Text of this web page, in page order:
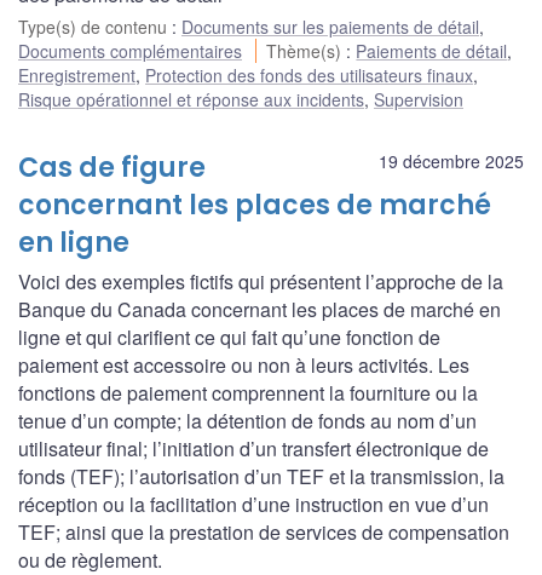
Type(s) de contenu : Documents sur les paiements de détail,
Documents complémentaires
Thème(s) : Paiements de détail,
Enregistrement, Protection des fonds des utilisateurs finaux,
Risque opérationnel et réponse aux incidents, Supervision
19 décembre 2025
Cas de figure
concernant les places de marché
en ligne
Voici des exemples fictifs qui présentent l’approche de la
Banque du Canada concernant les places de marché en
ligne et qui clarifient ce qui fait qu’une fonction de
paiement est accessoire ou non à leurs activités. Les
fonctions de paiement comprennent la fourniture ou la
tenue d’un compte; la détention de fonds au nom d’un
utilisateur final; l’initiation d’un transfert électronique de
fonds (TEF); l’autorisation d’un TEF et la transmission, la
réception ou la facilitation d’une instruction en vue d’un
TEF; ainsi que la prestation de services de compensation
ou de règlement.